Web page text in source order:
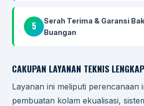
5
Serah Terima & Garansi
Buangan
CAKUPAN LAYANAN TEKNIS LENGKAP
Layanan ini meliputi perencanaan
pembuatan kolam ekualisasi,